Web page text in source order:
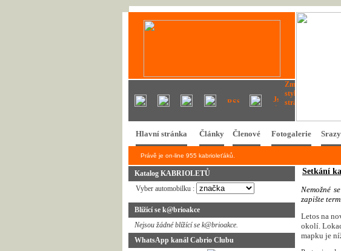
Hlavní stránka Články Členové Fotogalerie Srazy
Právě je on-line 955 kabrioleťáků.
Katalog KABRIOLETŮ
Vyber automobilku :
Blížící se k@brioakce
Nejsou žádné blížící se k@brioakce.
WhatsApp kanál Cabrio Clubu
Setkání
Nemožné se
zapište term
Letos na
okolí.
mapku je